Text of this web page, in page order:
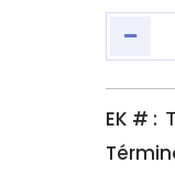
EK # :